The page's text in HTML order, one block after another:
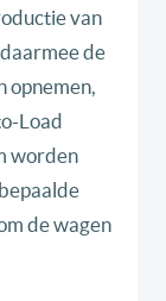
van
de
opnemen,
Load
worden
de wagen